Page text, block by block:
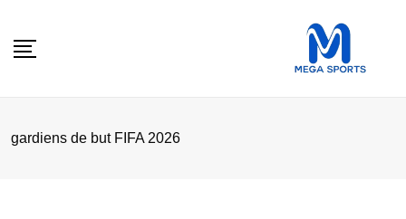
gardiens de but FIFA 2026